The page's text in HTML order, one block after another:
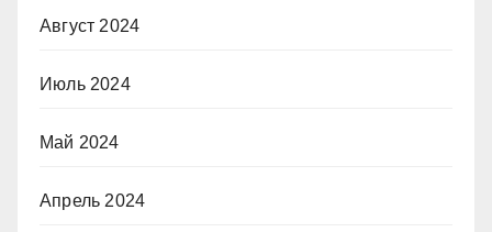
Август 2024
Июль 2024
Май 2024
Апрель 2024